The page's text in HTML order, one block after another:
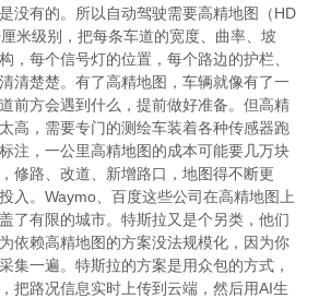
没有的。所以自动驾驶需要高精地图（HD
米级别，把每条车道的宽度、曲率、坡
，每个信号灯的位置，每个路边的护栏、
清楚楚。有了高精地图，车辆就像有了一
前方会遇到什么，提前做好准备。但高精
高，需要专门的测绘车装着各种传感器跑
注，一公里高精地图的成本可能要几万块
修路、改道、新增路口，地图得不断更
入。Waymo、百度这些公司在高精地图上
了有限的城市。特斯拉又是个另类，他们
依赖高精地图的方案没法规模化，因为你
集一遍。特斯拉的方案是用众包的方式，
把路况信息实时上传到云端，然后用AI生